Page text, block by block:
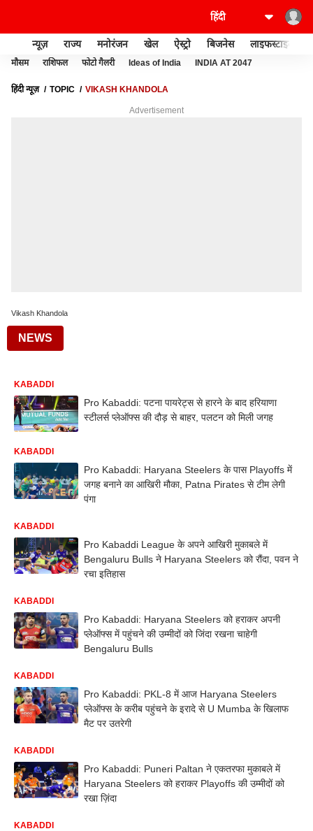
न्यूज़ राज्य मनोरंजन खेल ऐस्ट्रो बिजनेस लाइफस्टाइल
मौसम राशिफल फोटो गैलरी Ideas of India INDIA AT 2047
हिंदी न्यूज़ TOPIC VIKASH KHANDOLA
Advertisement
Vikash Khandola
NEWS
KABADDI
Pro Kabaddi: पटना पायरेट्स से हारने के बाद हरियाणा
स्टीलर्स प्लेऑफ्स की दौड़ से बाहर, पलटन को मिली जगह
KABADDI
Pro Kabaddi: Haryana Steelers के पास Playoffs में
जगह बनाने का आखिरी मौका, Patna Pirates से टीम लेगी
पंगा
KABADDI
Pro Kabaddi League के अपने आखिरी मुकाबले में
Bengaluru Bulls ने Haryana Steelers को रौंदा, पवन ने
रचा इतिहास
KABADDI
Pro Kabaddi: Haryana Steelers को हराकर अपनी
प्लेऑफ्स में पहुंचने की उम्मीदों को जिंदा रखना चाहेगी
Bengaluru Bulls
KABADDI
Pro Kabaddi: PKL-8 में आज Haryana Steelers
प्लेऑफ्स के करीब पहुंचने के इरादे से U Mumba के खिलाफ
मैट पर उतरेगी
KABADDI
Pro Kabaddi: Puneri Paltan ने एकतरफा मुकाबले में
Haryana Steelers को हराकर Playoffs की उम्मीदों को
रखा ज़िंदा
KABADDI